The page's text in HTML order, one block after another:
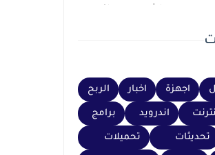
اجهزة اخبار الربح
اندرويد برامج
تحديثات تحميلات